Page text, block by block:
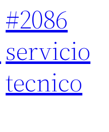
#2086
servicio
tecnico